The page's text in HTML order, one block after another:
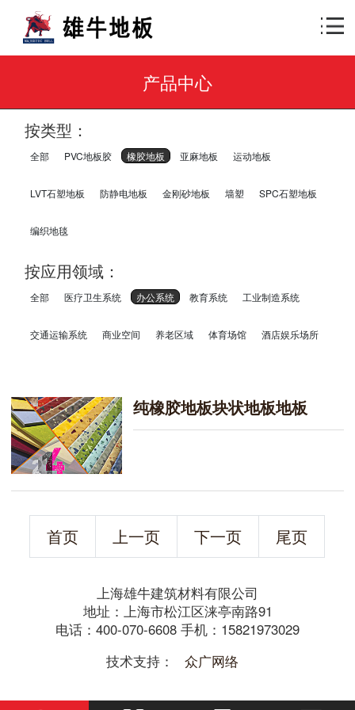
产品中心
按类型：
全部 PVC地板胶 橡胶地板 亚麻地板 运动地板
LVT石塑地板 防静电地板 金刚砂地板 墙塑 SPC石塑地板
编织地毯
按应用领域：
全部 医疗卫生系统 办公系统 教育系统 工业制造系统
交通运输系统 商业空间 养老区域 体育场馆 酒店娱乐场所
纯橡胶地板块状地板地板
首页 上一页 下一页 尾页
上海雄牛建筑材料有限公司
地址：上海市松江区涞亭南路91
电话：400-070-6608 手机：15821973029
技术支持：
众广网络